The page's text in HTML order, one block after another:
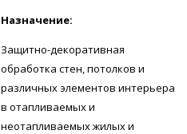
Назначение:
Защитно-декоративная
обработка стен, потолков и
различных элементов интерьера
в отапливаемых и
неотапливаемых жилых и